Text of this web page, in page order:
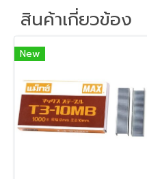
สินค้าเกี่ยวข้อง
New